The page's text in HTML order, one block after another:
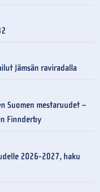
Jämsän raviradalla
Suomen mestaruudet –
Finnderby
2026-2027, haku